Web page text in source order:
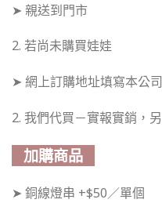
➤ 親送到門市
2. 若尚未購買娃娃
➤ 網上訂購地址填寫本公
2. 我們代買－實報實銷，
加購商品
➤ 銅線燈串 +$50／單個